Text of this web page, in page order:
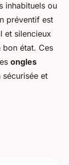
inhabituels ou
préventif est
et silencieux
bon état. Ces
ongles
sécurisée et